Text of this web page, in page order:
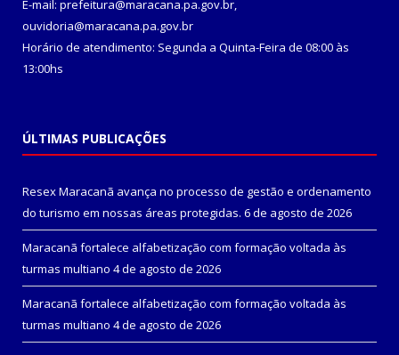
E-mail: prefeitura@maracana.pa.gov.br,
ouvidoria@maracana.pa.gov.br
Horário de atendimento: Segunda a Quinta-Feira de 08:00 às
13:00hs
ÚLTIMAS PUBLICAÇÕES
Resex Maracanã avança no processo de gestão e ordenamento
do turismo em nossas áreas protegidas. 6 de agosto de 2026
Maracanã fortalece alfabetização com formação voltada às
turmas multiano 4 de agosto de 2026
Maracanã fortalece alfabetização com formação voltada às
turmas multiano 4 de agosto de 2026